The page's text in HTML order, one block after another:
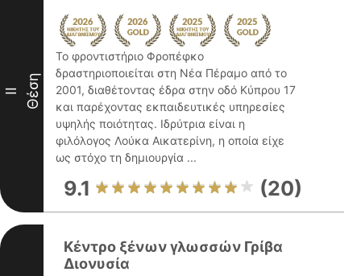
II Θέση
Το φροντιστήριο Φροπέφκο
δραστηριοποιείται στη Νέα Πέραμο από το
2001, διαθέτοντας έδρα στην οδό Κύπρου 17
και παρέχοντας εκπαιδευτικές υπηρεσίες
υψηλής ποιότητας. Ιδρύτρια είναι η
φιλόλογος Λούκα Αικατερίνη, η οποία είχε
ως στόχο τη δημιουργία ...
9.1 (20)
Κέντρο ξένων γλωσσών Γρίβα
Διονυσία